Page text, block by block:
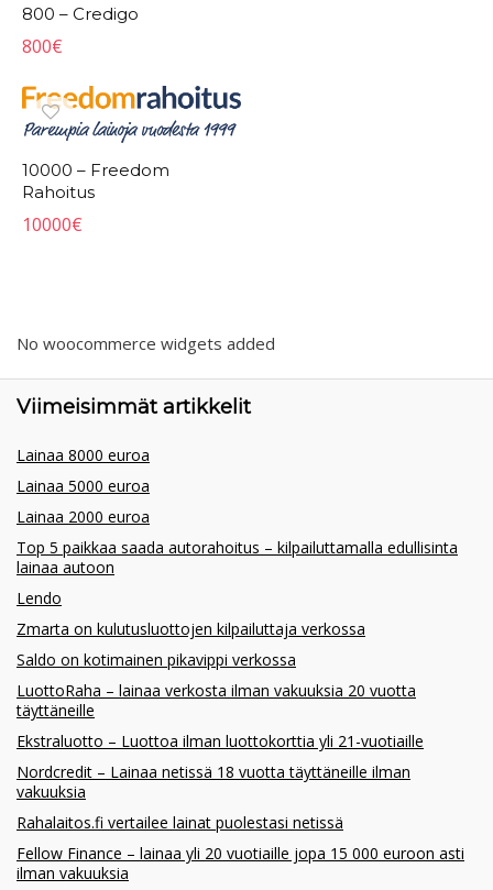
800 – Credigo
800€
10000 – Freedom
Rahoitus
10000€
No woocommerce widgets added
Viimeisimmät artikkelit
Lainaa 8000 euroa
Lainaa 5000 euroa
Lainaa 2000 euroa
Top 5 paikkaa saada autorahoitus – kilpailuttamalla edullisinta
lainaa autoon
Lendo
Zmarta on kulutusluottojen kilpailuttaja verkossa
Saldo on kotimainen pikavippi verkossa
LuottoRaha – lainaa verkosta ilman vakuuksia 20 vuotta
täyttäneille
Ekstraluotto – Luottoa ilman luottokorttia yli 21-vuotiaille
Nordcredit – Lainaa netissä 18 vuotta täyttäneille ilman
vakuuksia
Rahalaitos.fi vertailee lainat puolestasi netissä
Fellow Finance – lainaa yli 20 vuotiaille jopa 15 000 euroon asti
ilman vakuuksia